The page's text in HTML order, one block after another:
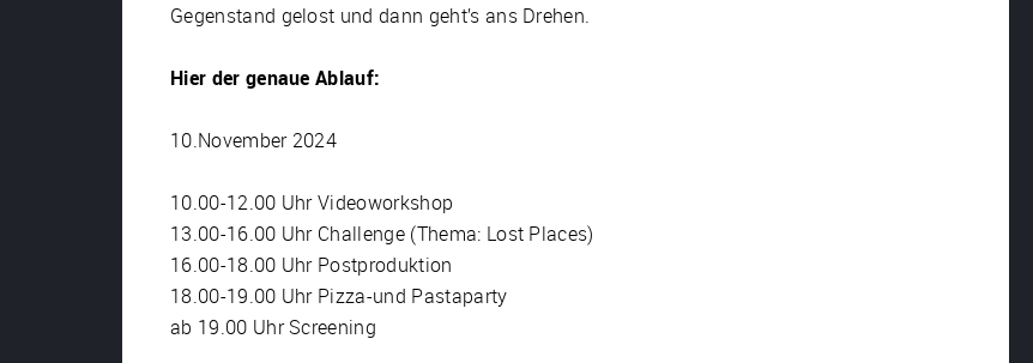
Gegenstand gelost und dann geht’s ans Drehen.
Hier der genaue Ablauf:
10.November 2024
10.00-12.00 Uhr Videoworkshop
13.00-16.00 Uhr Challenge (Thema: Lost Places)
16.00-18.00 Uhr Postproduktion
18.00-19.00 Uhr Pizza-und Pastaparty
ab 19.00 Uhr Screening